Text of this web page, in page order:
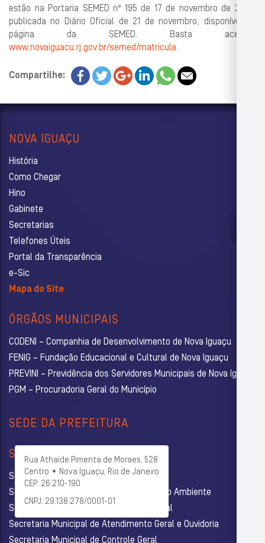
estão na Portaria SEMED nº 195 de 17 de novembro de 2023,
publicada no Diário Oficial de 21 de novembro, disponível na
página da SEMED. Basta acessar
www.novaiguacu.rj.gov.br/semed/matricula.
Compartilhe:
NOVA IGUAÇU
História
Como Chegar
Hino
Gabinete
Secretarias
Telefones Úteis
Portal da Transparência
e-Sic
Mapa do Site
ÓRGÃOS MUNICIPAIS
CODENI – Companhia de Desenvolvimento de Nova Iguaçu
FENIG – Fundação Educacional e Cultural de Nova Iguaçu
PREVINI – Previdência dos Servidores Municipais de Nova Iguaçu
PGM – Procuradoria Geral do Município
SEDE DA PREFEITURA
Rua Athaide Pimenta de Moraes, 528
Centro • Nova Iguaçu, Rio de Janeiro
CEP: 26.210-190
CNPJ: 29.138.278/0001-01
SECRETARIAS
Secretaria Municipal de Administração
Secretaria Municipal de Agricultura e Meio Ambiente
Secretaria Municipal de Assistência Social
Secretaria Municipal de Atendimento Geral e Ouvidoria
Secretaria Municipal de Controle Geral